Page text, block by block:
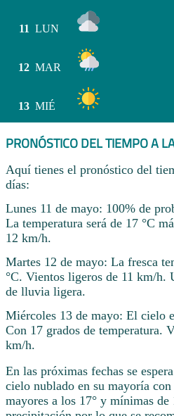
11 LUN
12 MAR
13 MIÉ
PRONÓSTICO DEL TIEMPO A
Aquí tienes el pronóstico del
días:
Lunes 11 de mayo: 100% de
La temperatura será de 17 °C
12 km/h.
Martes 12 de mayo: La fresca
°C. Vientos ligeros de 11 km/h.
de lluvia ligera.
Miércoles 13 de mayo: El cielo
Con 17 grados de temperatura.
km/h.
En las próximas fechas se
cielo nublado en su mayoría
mayores a los 17° y mínimas